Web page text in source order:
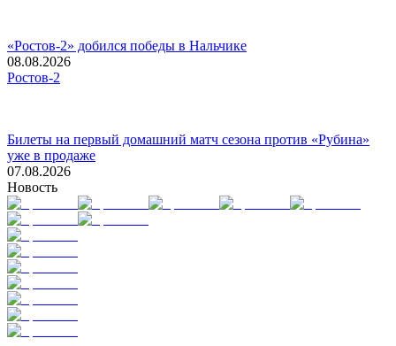
«Ростов-2» добился победы в Нальчике
08.08.2026
Ростов-2
Билеты на первый домашний матч сезона против «Рубина»
уже в продаже
07.08.2026
Новость